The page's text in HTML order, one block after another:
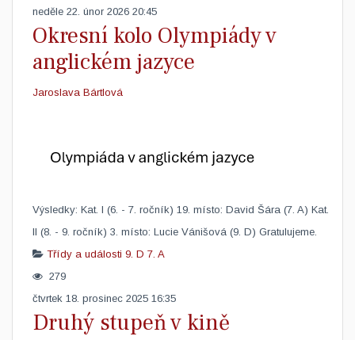
neděle 22. únor 2026 20:45
Okresní kolo Olympiády v
anglickém jazyce
Jaroslava Bártlová
Výsledky: Kat. I (6. - 7. ročník) 19. místo: David Šára (7. A) Kat.
II (8. - 9. ročník) 3. místo: Lucie Vánišová (9. D) Gratulujeme.​
Třídy a události 9. D 7. A
279
čtvrtek 18. prosinec 2025 16:35
Druhý stupeň v kině